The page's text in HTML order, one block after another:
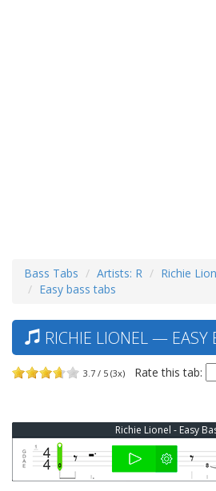
Bass Tabs Artists: R
Richie
Easy bass tabs
RICHIE LIONEL — EASY
3.7 / 5 (3x) Rate this tab:
Richie Lionel - Easy